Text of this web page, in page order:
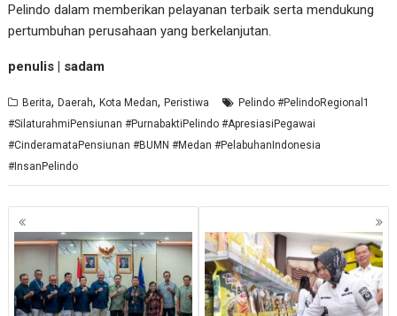
Pelindo dalam memberikan pelayanan terbaik serta mendukung
pertumbuhan perusahaan yang berkelanjutan.
penulis | sadam
Berita,Daerah,Kota Medan,Peristiwa
Pelindo #PelindoRegional1
#SilaturahmiPensiunan #PurnabaktiPelindo #ApresiasiPegawai
#CinderamataPensiunan #BUMN #Medan #PelabuhanIndonesia
#InsanPelindo
Navigasi
pos